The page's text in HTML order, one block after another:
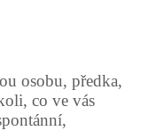
osobu, předka,
co ve vás